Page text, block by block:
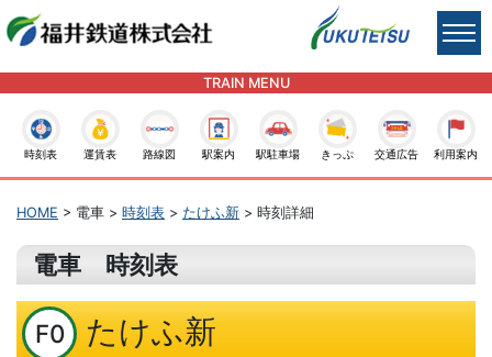
TRAIN MENU
時刻表 運賃表 路線図 駅案内 駅駐車場 きっぷ 交通広告 利用案内
HOME > 電車 > 時刻表 > たけふ新 > 時刻詳細
電車 時刻表
F0 たけふ新